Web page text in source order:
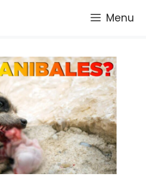
Menu